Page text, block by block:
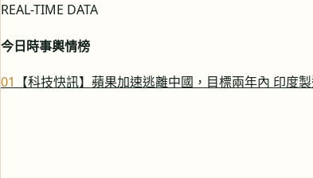
REAL-TIME DATA
今日時事輿情榜
01 【科技快訊】蘋果加速逃離中國，目標兩年內 印度